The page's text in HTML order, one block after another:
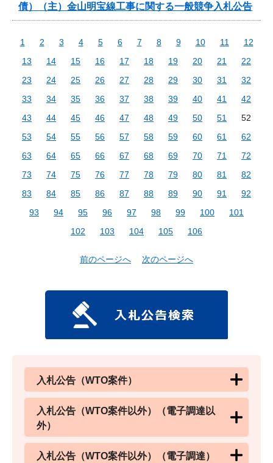
債）（主）金山明宝線工事に関する一般競争入札公告
1 2 3 4 5 6 7 8 9 10 11
12
13
14 15 16 17 18 19 20 21
22
23
24 25 26 27 28 29 30 31
32
33
34 35 36 37 38 39 40 41
42
43
44 45 46 47 48 49 50 51
52
53
54 55 56 57 58 59 60 61
62
63
64 65 66 67 68 69 70 71
72
73
74 75 76 77 78 79 80 81
82
83
84 85 86 87 88 89 90 91
92
93
94 95 96 97 98 99 100
101
102
103 104 105 106
前のページへ 次のページへ
入札公告（WTO案件）
入札公告（WTO案件以外）（電子調達以
外）
入札公告（WTO案件以外）（電子調達）